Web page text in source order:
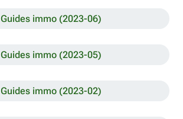
Guides immo (2023-06)
Guides immo (2023-05)
Guides immo (2023-02)